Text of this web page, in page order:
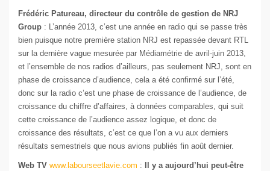
Frédéric Patureau, directeur du contrôle de gestion de NRJ
Group : L’année 2013, c’est une année en radio qui se passe très
bien puisque notre première station NRJ est repassée devant RTL
sur la dernière vague mesurée par Médiamétrie de avril-juin 2013,
et l’ensemble de nos radios d’ailleurs, pas seulement NRJ, sont en
phase de croissance d’audience, cela a été confirmé sur l’été,
donc sur la radio c’est une phase de croissance de l’audience, de
croissance du chiffre d’affaires, à données comparables, qui suit
cette croissance de l’audience assez logique, et donc de
croissance des résultats, c’est ce que l’on a vu aux derniers
résultats semestriels que nous avions publiés fin août dernier.
Web TV www.labourseetlavie.com :
Il y a aujourd’hui peut-être